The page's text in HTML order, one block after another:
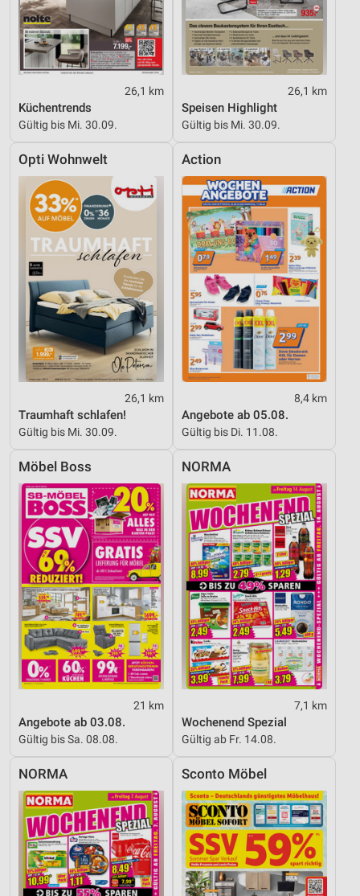
26,1 km
Küchentrends
Gültig bis Mi. 30.09.
26,1 km
Speisen Highlight
Gültig bis Mi. 30.09.
Opti Wohnwelt
26,1 km
Traumhaft schlafen!
Gültig bis Mi. 30.09.
Action
8,4 km
Angebote ab 05.08.
Gültig bis Di. 11.08.
Möbel Boss
21 km
Angebote ab 03.08.
Gültig bis Sa. 08.08.
NORMA
7,1 km
Wochenend Spezial
Gültig ab Fr. 14.08.
NORMA Sconto Möbel